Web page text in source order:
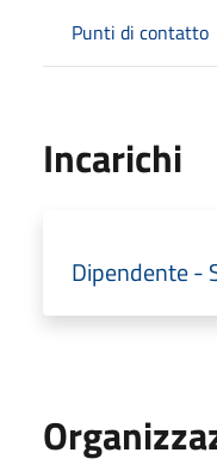
Punti di contatto
Incarichi
Dipendente -